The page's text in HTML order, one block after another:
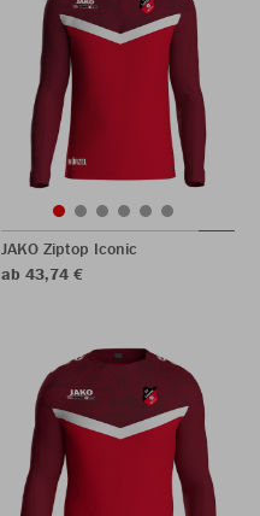
JAKO Ziptop Iconic
ab 43,74 €